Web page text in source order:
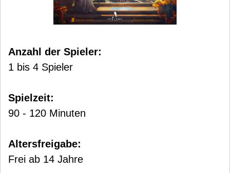
Anzahl der Spieler:
1 bis 4 Spieler
Spielzeit:
90 - 120 Minuten
Altersfreigabe:
Frei ab 14 Jahre